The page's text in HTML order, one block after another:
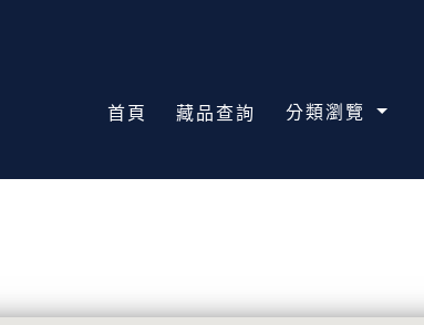
首頁 藏品查詢 分類瀏覽